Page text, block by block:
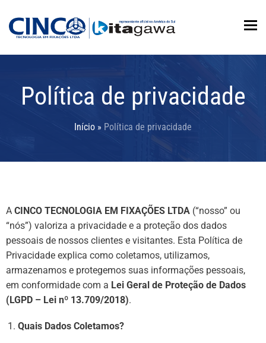
Política de privacidade
Início » Política de privacidade
A CINCO TECNOLOGIA EM FIXAÇÕES LTDA (“nosso” ou
“nós”) valoriza a privacidade e a proteção dos dados
pessoais de nossos clientes e visitantes. Esta Política de
Privacidade explica como coletamos, utilizamos,
armazenamos e protegemos suas informações pessoais,
em conformidade com a Lei Geral de Proteção de Dados
(LGPD – Lei nº 13.709/2018).
Quais Dados Coletamos?